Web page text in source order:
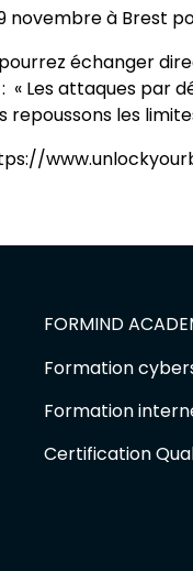
novembre à Brest
échanger
« Les attaques par
les
FORMIND
Formation
Formation
Certification